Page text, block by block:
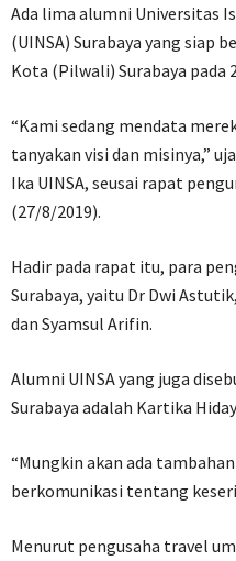
Ada lima alumni Universitas
(UINSA) Surabaya yang siap
Kota (Pilwali) Surabaya pada
“Kami sedang mendata
tanyakan visi dan misinya,”
Ika UINSA, seusai rapat
(27/8/2019).
Hadir pada rapat itu, para
Surabaya, yaitu Dr Dwi
dan Syamsul Arifin.
Alumni UINSA yang juga
Surabaya adalah Kartika
“Mungkin akan ada
berkomunikasi tentang
Menurut pengusaha travel